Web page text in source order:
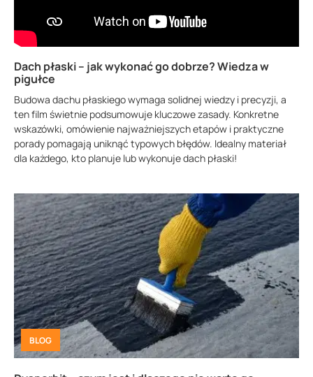
Dach płaski – jak wykonać go dobrze? Wiedza w
pigułce
Budowa dachu płaskiego wymaga solidnej wiedzy i precyzji, a
ten film świetnie podsumowuje kluczowe zasady. Konkretne
wskazówki, omówienie najważniejszych etapów i praktyczne
porady pomagają uniknąć typowych błędów. Idealny materiał
dla każdego, kto planuje lub wykonuje dach płaski!
BLOG